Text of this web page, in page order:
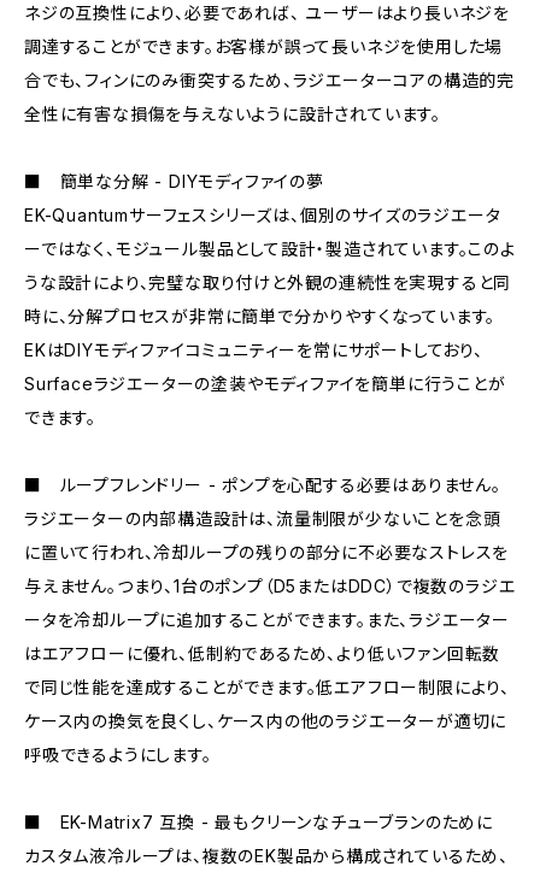
ネジの互換性により、必要であれば、 ユーザーはより長いネジを
調達することができます。お客様が誤って長いネジを使用した場
合でも、フィンにのみ衝突するため、ラジエーターコアの構造的完
全性に有害な損傷を与えないように設計されています。
■ 簡単な分解 - DIYモディファイの夢
EK-Quantumサーフェスシリーズは、個別のサイズのラジエータ
ーではなく、モジュール製品として設計・製造されています。このよ
うな設計により、完璧な取り付けと外観の連続性を実現すると同
時に、分解プロセスが非常に簡単で分かりやすくなっています。
EKはDIYモディファイコミュニティーを常にサポートしており、
Surfaceラジエーターの塗装やモディファイを簡単に行うことが
できます。
■ ループフレンドリー - ポンプを心配する必要はありません。
ラジエーターの内部構造設計は、流量制限が少ないことを念頭
に置いて行われ、冷却ループの残りの部分に不必要なストレスを
与えません。つまり、1台のポンプ（D5またはDDC）で複数のラジエ
ータを冷却ループに追加することができます。また、ラジエーター
はエアフローに優れ、低制約であるため、より低いファン回転数
で同じ性能を達成することができます。低エアフロー制限により、
ケース内の換気を良くし、ケース内の他のラジエーターが適切に
呼吸できるようにします。
■ EK-Matrix7 互換 - 最もクリーンなチューブランのために
カスタム液冷ループは、複数のEK製品から構成されているため、